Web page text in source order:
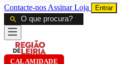
Contacte-nos AssinarLoja Entrar
CALAMIDADE